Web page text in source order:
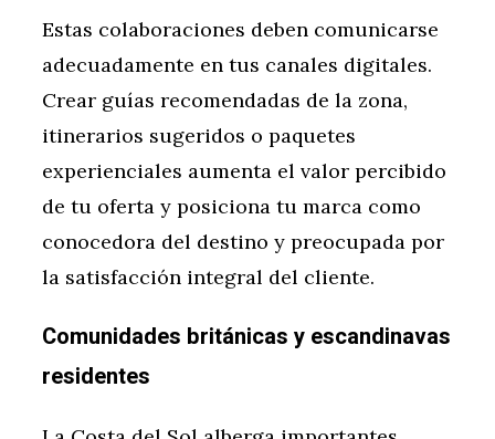
Estas colaboraciones deben comunicarse
adecuadamente en tus canales digitales.
Crear guías recomendadas de la zona,
itinerarios sugeridos o paquetes
experienciales aumenta el valor percibido
de tu oferta y posiciona tu marca como
conocedora del destino y preocupada por
la satisfacción integral del cliente.
Comunidades británicas y escandinavas
residentes